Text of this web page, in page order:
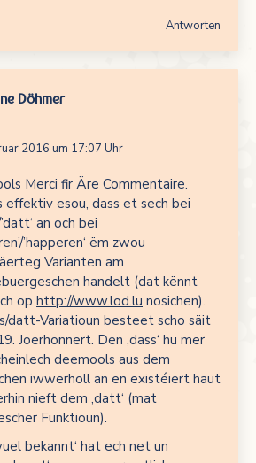
Antworten
Döhmer
2016 um 17:07 Uhr
Merci fir Äre Commentaire.
effektiv esou, dass et sech bei
’datt‘ an och bei
’happeren‘ ëm zwou
Varianten am
handelt (dat kënnt
op http://www.lod.lu nosichen).
datt-Variatioun besteet scho säit
Joerhonnert. Den ‚dass‘ hu mer
deemools aus dem
iwwerholl an en existéiert haut
nieft dem ‚datt‘ (mat
Funktioun).
bekannt‘ hat ech net un